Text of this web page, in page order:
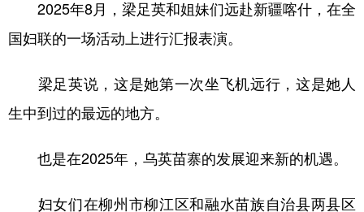
2025年8月，梁足英和姐妹们远赴新疆喀什，在全
国妇联的一场活动上进行汇报表演。
梁足英说，这是她第一次坐飞机远行，这是她人
生中到过的最远的地方。
也是在2025年，乌英苗寨的发展迎来新的机遇。
妇女们在柳州市柳江区和融水苗族自治县两县区